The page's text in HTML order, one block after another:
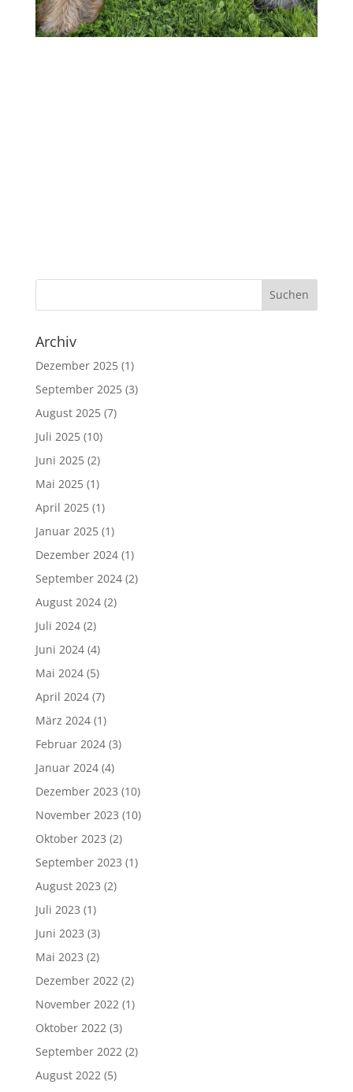
Archiv
Dezember 2025(1)
September 2025(3)
August 2025(7)
Juli 2025(10)
Juni 2025(2)
Mai 2025(1)
April 2025(1)
Januar 2025(1)
Dezember 2024(1)
September 2024(2)
August 2024(2)
Juli 2024(2)
Juni 2024(4)
Mai 2024(5)
April 2024(7)
März 2024(1)
Februar 2024(3)
Januar 2024(4)
Dezember 2023 (10)
November 2023 (10)
Oktober 2023 (2)
September 2023 (1)
August 2023 (2)
Juli 2023 (1)
Juni 2023 (3)
Mai 2023 (2)
Dezember 2022 (2)
November 2022 (1)
Oktober 2022 (3)
September 2022 (2)
August 2022 (5)